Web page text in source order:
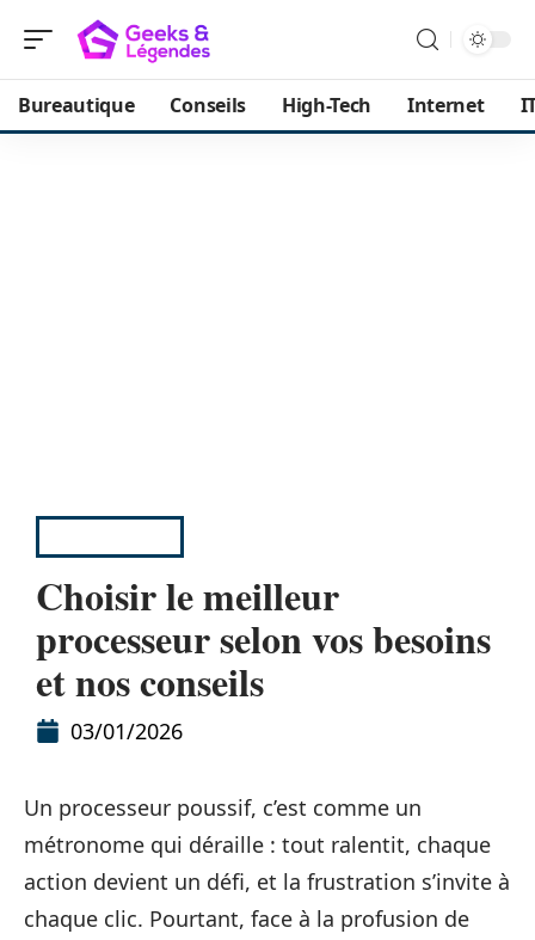
Bureautique Conseils High-Tech Internet
Choisir le meilleur
processeur selon vos besoins
et nos conseils
03/01/2026
Un processeur poussif, c’est comme un
métronome qui déraille : tout ralentit, chaque
action devient un défi, et la frustration s’invite à
chaque clic. Pourtant, face à la profusion de